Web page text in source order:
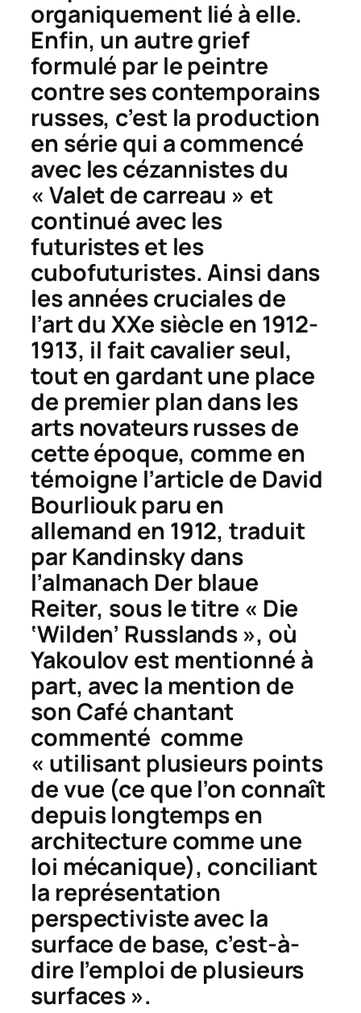
organiquement lié à elle.
Enfin, un autre grief
formulé par le peintre
contre ses contemporains
russes, c’est la production
en série qui a commencé
avec les cézannistes du
« Valet de carreau » et
continué avec les
futuristes et les
cubofuturistes. Ainsi dans
les années cruciales de
l’art du XXe siècle en 1912-
1913, il fait cavalier seul,
tout en gardant une place
de premier plan dans les
arts novateurs russes de
cette époque, comme en
témoigne l’article de David
Bourliouk paru en
allemand en 1912, traduit
par Kandinsky dans
l’almanach Der blaue
Reiter, sous le titre « Die
‘Wilden’ Russlands », où
Yakoulov est mentionné à
part, avec la mention de
sonCafé chantant
commenté comme
« utilisant plusieurs points
de vue (ce que l’on connaît
depuis longtemps en
architecture comme une
loi mécanique), conciliant
la représentation
perspectiviste avec la
surface de base, c’est-à-
dire l’emploi de plusieurs
surfaces ».